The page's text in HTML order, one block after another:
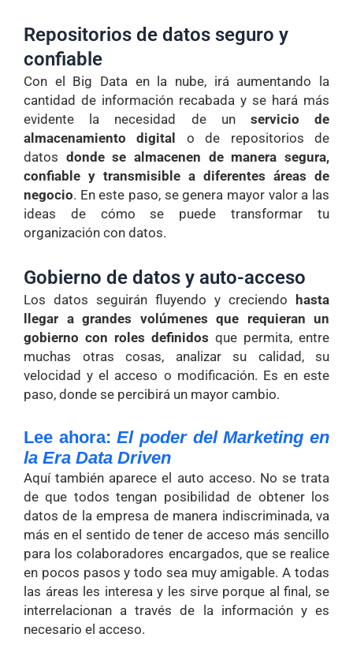
Repositorios de datos seguro y
confiable
Con el Big Data en la nube, irá aumentando la
cantidad de información recabada y se hará más
evidente la necesidad de un servicio de
almacenamiento digital
o de repositorios de
datos donde se almacenen de manera segura,
confiable y transmisible a diferentes áreas de
negocio. En este paso, se genera mayor valor a las
ideas de cómo se puede transformar tu
organización con datos.
Gobierno de datos y auto-acceso
Los datos seguirán fluyendo y creciendo
hasta
llegar a grandes volúmenes que requieran un
gobierno con roles definidos que permita, entre
muchas otras cosas, analizar su calidad, su
velocidad y el acceso o modificación. Es en este
paso, donde se percibirá un mayor cambio.
Lee ahora:El poder del Marketing en
la Era Data Driven
Aquí también aparece el auto acceso. No se trata
de que todos tengan posibilidad de obtener los
datos de la empresa de manera indiscriminada, va
más en el sentido de tener de acceso más sencillo
para los colaboradores encargados, que se realice
en pocos pasos y todo sea muy amigable. A todas
las áreas les interesa y les sirve porque al final, se
interrelacionan a través de la información y es
necesario el acceso.